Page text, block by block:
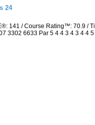
24
141 / Course Rating™: 70.9 /
3302 6633 Par 5 4 4 3 4 3 4 4